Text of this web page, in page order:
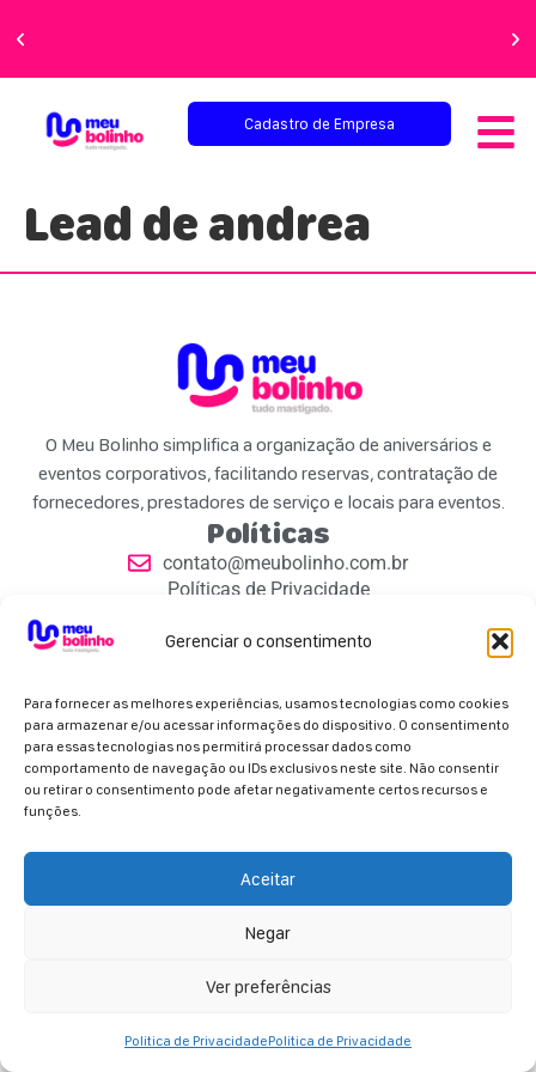
Gerenciar o consentimento
Para fornecer as melhores experiências, usamos tecnologias como cookies
para armazenar e/ou acessar informações do dispositivo. O consentimento
para essas tecnologias nos permitirá processar dados como
comportamento de navegação ou IDs exclusivos neste site. Não consentir
ou retirar o consentimento pode afetar negativamente certos recursos e
funções.
Aceitar
Negar
Ver preferências
Politica de PrivacidadePolitica de Privacidade
perfeita!
Cadastro de Empresa
Lead de andrea
O Meu Bolinho simplifica a organização de aniversários e
eventos corporativos, facilitando reservas, contratação de
fornecedores, prestadores de serviço e locais para eventos.
Políticas
contato@meubolinho.com.br
Políticas de Privacidade
Parceiros Oficiais
Copyright 2026 - Meu Bolinho. Todos os direitos